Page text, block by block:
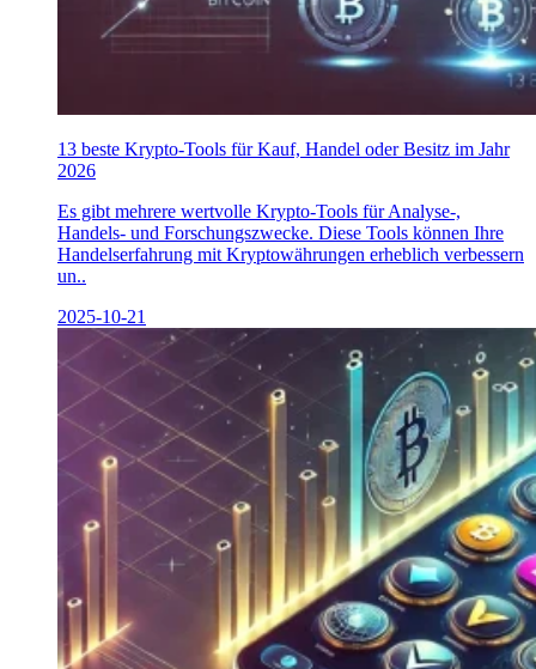
13 beste Krypto-Tools für Kauf, Handel oder Besitz im Jahr
2026
Es gibt mehrere wertvolle Krypto-Tools für Analyse-,
Handels- und Forschungszwecke. Diese Tools können Ihre
Handelserfahrung mit Kryptowährungen erheblich verbessern
un..
2025-10-21